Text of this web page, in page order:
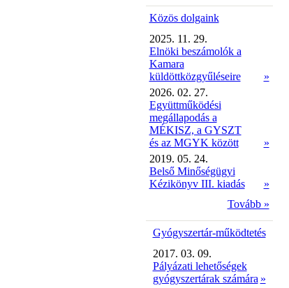
Közös dolgaink
2025. 11. 29.
Elnöki beszámolók a
Kamara
küldöttközgyűléseire
»
2026. 02. 27.
Együttműködési
megállapodás a
MÉKISZ, a GYSZT
és az MGYK között
»
2019. 05. 24.
Belső Minőségügyi
Kézikönyv III. kiadás
»
Tovább »
Gyógyszertár-működtetés
2017. 03. 09.
Pályázati lehetőségek
gyógyszertárak számára »